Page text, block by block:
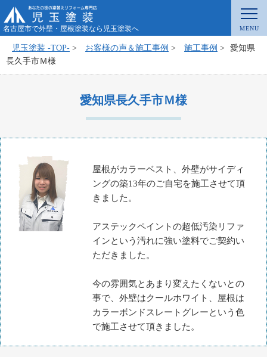
名古屋市で外壁・屋根塗装なら児玉塗装へ
児玉塗装 -TOP- > お客様の声＆施工事例 > 施工事例 >
愛知県
長久手市Ｍ様
愛知県長久手市Ｍ様
屋根がカラーベスト、外壁がサイディ
ングの築13年のご自宅を施工させて頂
きました。
アステックペイントの超低汚染リファ
インという汚れに強い塗料でご契約い
ただきました。
今の雰囲気とあまり変えたくないとの
事で、外壁はクールホワイト、屋根は
カラーボンドスレートグレーという色
で施工させて頂きました。